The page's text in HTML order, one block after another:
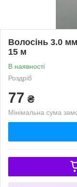
Волосінь 3.0
15 м
В наявності
Роздріб
77 ₴
Мінімальна сума